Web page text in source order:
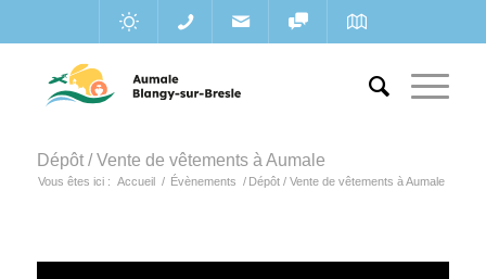
Dépôt / Vente de vêtements à Aumale
Vous êtes ici : Accueil / Évènements / Dépôt / Vente de vêtements à Aumale